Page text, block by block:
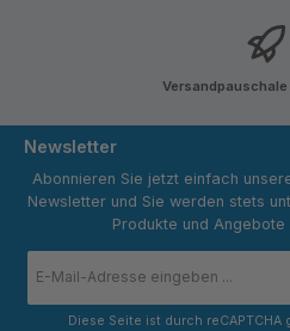
Newsletter
Abonnieren Sie jetzt einfach
Newsletter und Sie werden stets
Produkte und
Mail-
*
Diese Seite ist durch